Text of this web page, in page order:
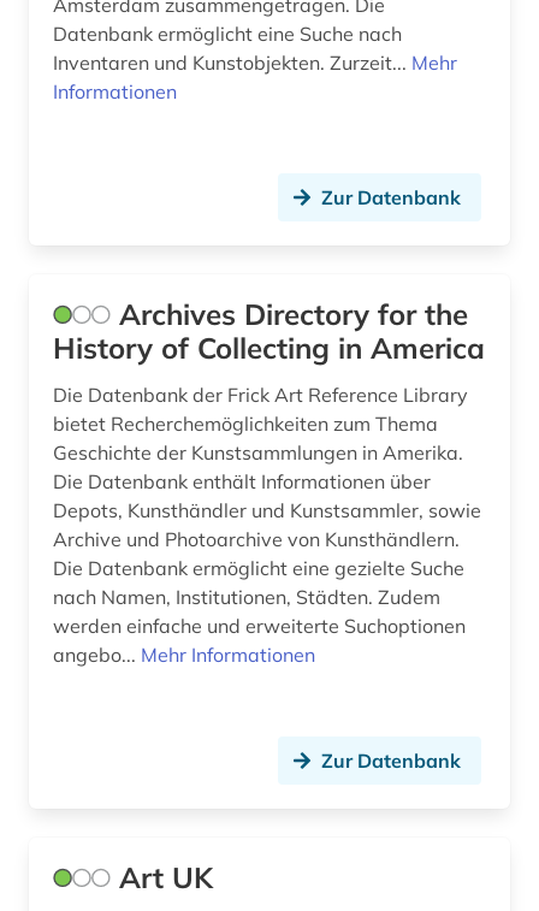
natur (1)
new york <ny (1)
online-ressource (1)
osteuropa (1)
papyrologie (1)
papyrus (2)
parlamentsdebatte (1)
personalvertretung (1)
pflanzen (2)
photograph (1)
Amsterdam zusammengetragen. Die
Datenbank ermöglicht eine Suche nach
Inventaren und Kunstobjekten. Zurzeit... Mehr
Informationen
Zur Datenbank
Archives Directory for the
History of Collecting in America
Die Datenbank der Frick Art Reference Library
bietet Recherchemöglichkeiten zum Thema
Geschichte der Kunstsammlungen in Amerika.
Die Datenbank enthält Informationen über
Depots, Kunsthändler und Kunstsammler, sowie
Archive und Photoarchive von Kunsthändlern.
Die Datenbank ermöglicht eine gezielte Suche
nach Namen, Institutionen, Städten. Zudem
werden einfache und erweiterte Suchoptionen
angebo... Mehr Informationen
Zur Datenbank
Art UK